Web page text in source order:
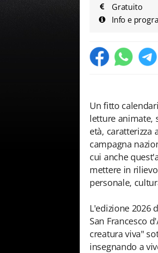
Gratuito
Info e
Un fitto
letture animate,
età, caratterizza
campagna
cui anche
mettere in
personale,
L'edizione 2026
San Francesco
creatura viva"
insegnando a